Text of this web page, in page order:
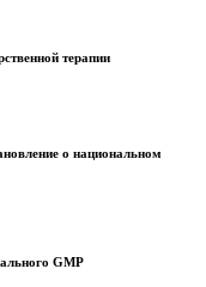
терапии
о национальном
GMP